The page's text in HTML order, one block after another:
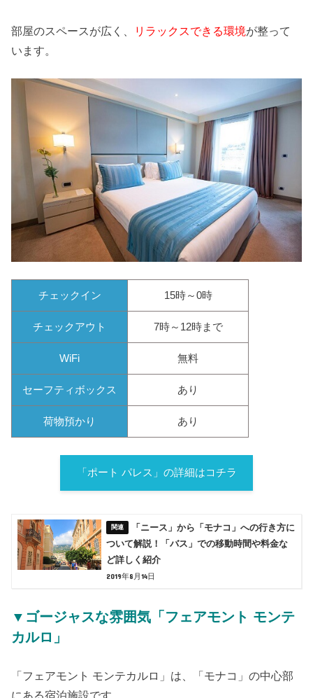
部屋のスペースが広く、 リラックスできる環境が整って
います。
チェックイン 15時～0時
チェックアウト 7時～12時まで
WiFi 無料
セーフティボックス あり
荷物預かり あり
「ポート パレス」の詳細はコチラ
「ニース」から「モナコ」への行き方に
ついて解説！「バス」での移動時間や料金な
ど詳しく紹介
2019年8月14日
▼ゴージャスな雰囲気「フェアモント モンテ
カルロ」
「フェアモント モンテカルロ」は、「モナコ」の中心部
にある宿泊施設です。